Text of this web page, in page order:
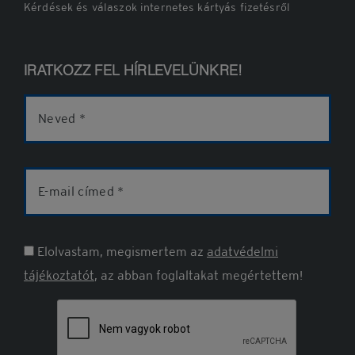
Kérdések és válaszok internetes kártyás fizetésről
IRATKOZZ FEL HÍRLEVELÜNKRE!
Elolvastam, megismertem az adatvédelmi
tájékoztatót, az abban foglaltakat megértettem!